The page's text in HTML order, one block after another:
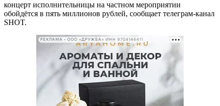
концерт исполнительницы на частном мероприятии
обойдётся в пять миллионов рублей, сообщает телеграм-канал
SHOT.
РЕКЛАМА • ООО «ДРУЖБА» ИНН 9704146411